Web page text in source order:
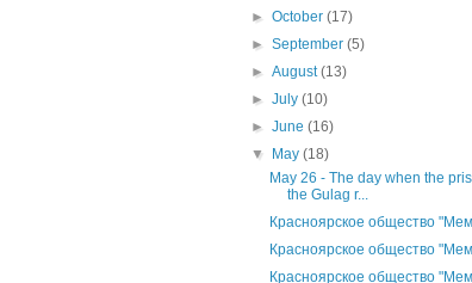
►October(17)
►September(5)
►August(13)
►July(10)
►June(16)
▼
May(18)
May 26 - The day when the
the Gulag r...
Красноярское общество
Красноярское общество
Красноярское общество